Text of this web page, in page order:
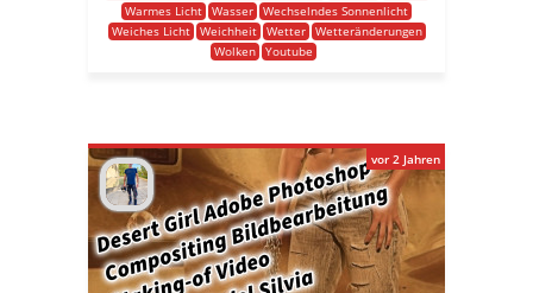
Warmes Licht Wasser Wechselndes Sonnenlicht
Weiches Licht
Weichheit Wetter
Wetteränderungen
Wolken Youtube
vor 2 Jahren